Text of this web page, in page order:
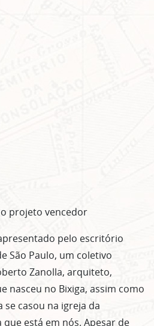
projeto vencedor
pelo escritório
São Paulo, um coletivo
Zanolla, arquiteto,
nasceu no Bixiga, assim como
se casou na igreja da
que está em nós. Apesar de